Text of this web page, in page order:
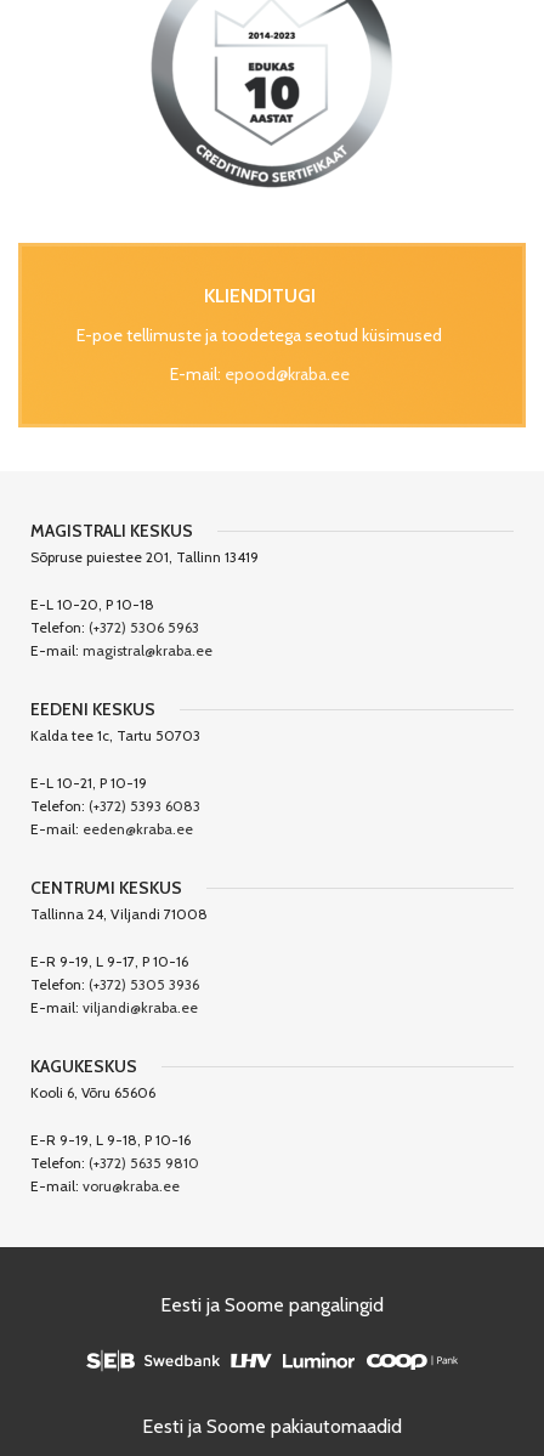
KLIENDITUGI
E-poe tellimuste ja toodetega seotud küsimused
E-mail: epood@kraba.ee
MAGISTRALI KESKUS
Sõpruse puiestee 201, Tallinn 13419
E-L 10-20, P 10-18
Telefon: (+372) 5306 5963
E-mail: magistral@kraba.ee
EEDENI KESKUS
Kalda tee 1c, Tartu 50703
E-L 10-21, P 10-19
Telefon: (+372) 5393 6083
E-mail: eeden@kraba.ee
CENTRUMI KESKUS
Tallinna 24, Viljandi 71008
E-R 9-19, L 9-17, P 10-16
Telefon: (+372) 5305 3936
E-mail: viljandi@kraba.ee
KAGUKESKUS
Kooli 6, Võru 65606
E-R 9-19, L 9-18, P 10-16
Telefon: (+372) 5635 9810
E-mail: voru@kraba.ee
Eesti ja Soome pangalingid
Eesti ja Soome pakiautomaadid